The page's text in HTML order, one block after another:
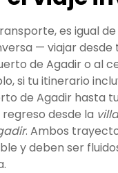
es igual
— viajar desde
de Agadir o al
si tu itinerario
de Agadir hasta
desde la
. Ambos
y deben ser